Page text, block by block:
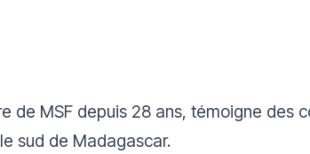
de MSF depuis 28 ans, témoigne des
sud de Madagascar.